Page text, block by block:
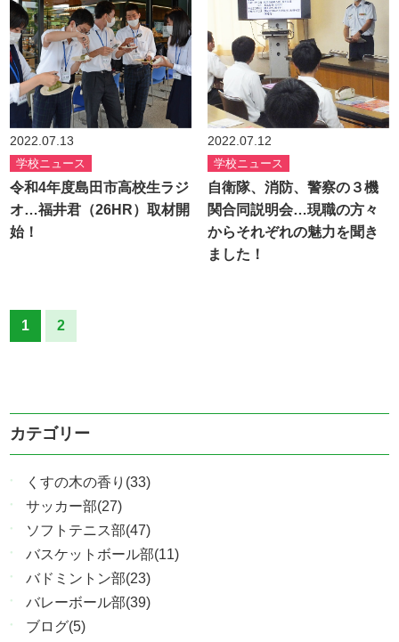
2022.07.13
学校ニュース
令和4年度島田市高校生ラジ
オ…福井君（26HR）取材開
始！
2022.07.12
学校ニュース
自衛隊、消防、警察の３機
関合同説明会…現職の方々
からそれぞれの魅力を聞き
ました！
1 2
カテゴリー
くすの木の香り(33)
サッカー部(27)
ソフトテニス部(47)
バスケットボール部(11)
バドミントン部(23)
バレーボール部(39)
ブログ(5)